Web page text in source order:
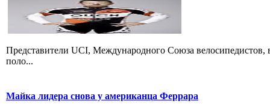
Представители UCI, Международного Союза
поло...
Майка лидера снова у американца Феррара